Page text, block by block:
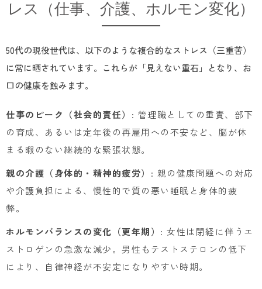
レス（仕事、介護、ホルモン変化）
50代の現役世代は、以下のような複合的なストレス（三重苦）
に常に晒されています。これらが「見えない重石」となり、お
口の健康を蝕みます。
仕事のピーク（社会的責任） : 管理職としての重責、部下
の育成、あるいは定年後の再雇用への不安など、脳が休
まる暇のない継続的な緊張状態。
親の介護（身体的・精神的疲労） : 親の健康問題への対応
や介護負担による、慢性的で質の悪い睡眠と身体的疲
弊。
ホルモンバランスの変化（更年期） : 女性は閉経に伴うエ
ストロゲンの急激な減少。男性もテストステロンの低下
により、自律神経が不安定になりやすい時期。